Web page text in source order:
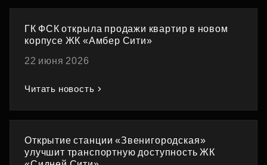
ГК ФСК открыла продажи квартир в новом
корпусе ЖК «Амбер Сити»
22 июня 2026
Читать новость
Открытие станции «Звенигородская»
улучшит транспортную доступность ЖК